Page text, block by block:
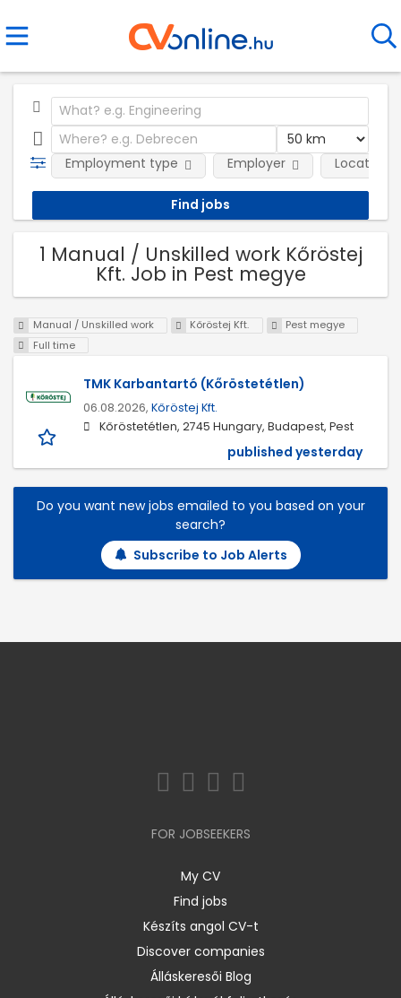
Employment type Employer Location
1 Manual / Unskilled work Kőröstej
Kft. Job in Pest megye
Manual / Unskilled work Kőröstej Kft.
Pest megye
Full time
TMK Karbantartó (Kőröstetétlen)
06.08.2026, Kőröstej Kft.
Kőröstetétlen, 2745 Hungary, Budapest, Pest
published yesterday
Do you want new jobs emailed to you based on your
search?
Subscribe to Job Alerts
FOR JOBSEEKERS
My CV
Find jobs
Készíts angol CV-t
Discover companies
Álláskeresői Blog